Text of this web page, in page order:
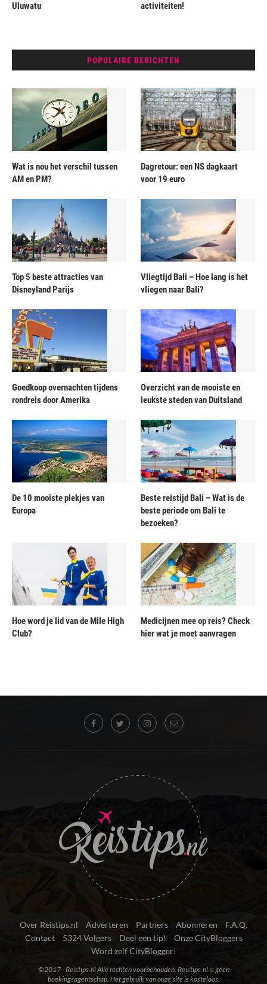
Uluwatu
activiteiten!
POPULAIRE BERICHTEN
Wat is nou het verschil tussen
AM en PM?
Dagretour: een NS dagkaart
voor 19 euro
Top 5 beste attracties van
Disneyland Parijs
Vliegtijd Bali – Hoe lang is het
vliegen naar Bali?
Goedkoop overnachten tijdens
rondreis door Amerika
Overzicht van de mooiste en
leukste steden van Duitsland
De 10 mooiste plekjes van
Europa
Beste reistijd Bali – Wat is de
beste periode om Bali te
bezoeken?
Hoe word je lid van de Mile High
Club?
Medicijnen mee op reis? Check
hier wat je moet aanvragen
Over Reistips.nl Adverteren Partners Abonneren
F.A.Q.
Contact
5324 Volgers Deel een tip!
Onze CityBloggers
Word zelf CityBlogger!
©2017 - Reistips.nl Alle rechten voorbehouden. Reistips.nl is geen
boekingsagentschap. Het gebruik van onze site is kosteloos.